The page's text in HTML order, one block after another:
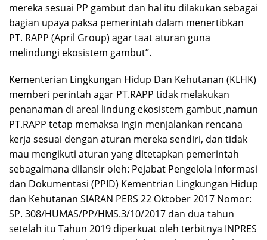
mereka sesuai PP gambut dan hal itu dilakukan sebagai
bagian upaya paksa pemerintah dalam menertibkan
PT. RAPP (April Group) agar taat aturan guna
melindungi ekosistem gambut”.
Kementerian Lingkungan Hidup Dan Kehutanan (KLHK)
memberi perintah agar PT.RAPP tidak melakukan
penanaman di areal lindung ekosistem gambut ,namun
PT.RAPP tetap memaksa ingin menjalankan rencana
kerja sesuai dengan aturan mereka sendiri, dan tidak
mau mengikuti aturan yang ditetapkan pemerintah
sebagaimana dilansir oleh: Pejabat Pengelola Informasi
dan Dokumentasi (PPID) Kementrian Lingkungan Hidup
dan Kehutanan SIARAN PERS 22 Oktober 2017 Nomor:
SP. 308/HUMAS/PP/HMS.3/10/2017 dan dua tahun
setelah itu Tahun 2019 diperkuat oleh terbitnya INPRES